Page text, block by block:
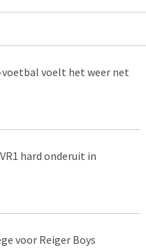
voetbal voelt het weer net
hard onderuit in
voor Reiger Boys